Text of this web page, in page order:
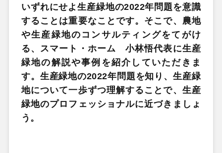
いずれにせよ生産緑地の2022年問題を意識
することは重要なことです。そこで、農地
や生産緑地のコンサルティングをてがけ
る、スマート・ホーム 小林悟代表に生産
緑地の解説や事例を紹介していただきま
す。生産緑地の2022年問題を知り、生産緑
地について一歩ずつ理解することで、生産
緑地のプロフェッショナルに近づきましょ
う。